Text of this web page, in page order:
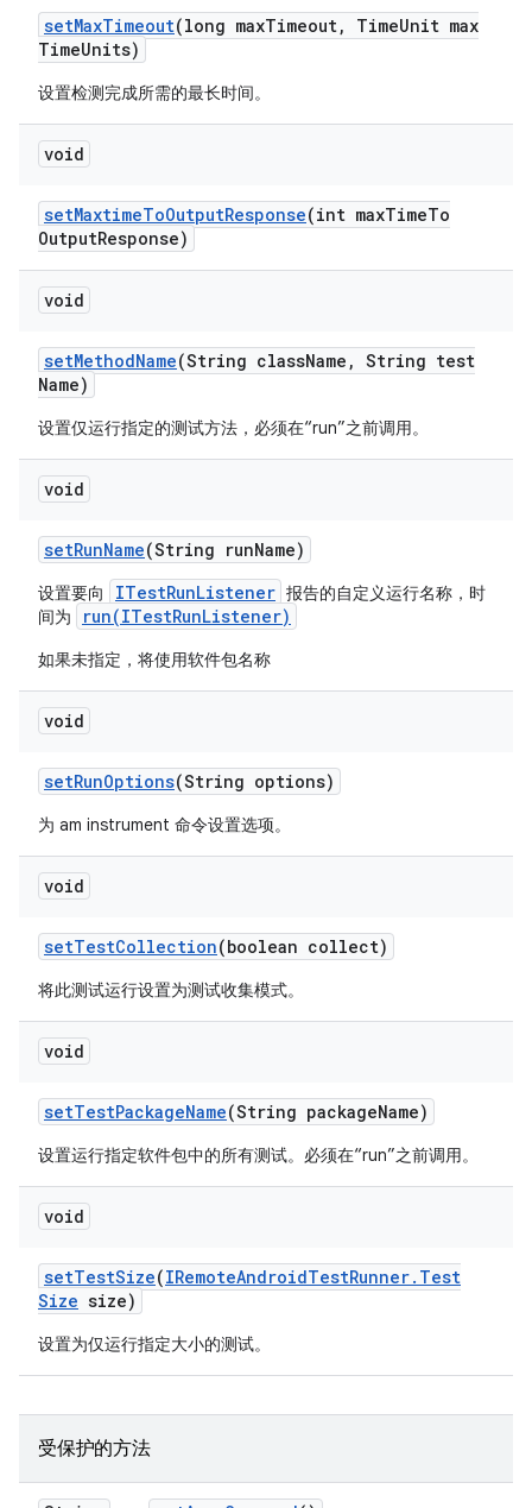
setMaxTimeout(long maxTimeout, TimeUnit max
TimeUnits)
设置检测完成所需的最长时间。
void
setMaxtimeToOutputResponse(int maxTimeTo
OutputResponse)
void
setMethodName(String className , String test
Name)
设置仅运行指定的测试方法，必须在“run”之前调用。
void
setRunName(String runName)
设置要向 ITestRunListener 报告的自定义运行名称，时
间为
run(ITestRunListener)
如果未指定，将使用软件包名称
void
setRunOptions(String options)
为 am instrument 命令设置选项。
void
setTestCollection(boolean collect)
将此测试运行设置为测试收集模式。
void
setTestPackageName(String packageName)
设置运行指定软件包中的所有测试。必须在“run”之前调用。
void
setTestSize(IRemoteAndroidTestRunner. Test
Size size)
设置为仅运行指定大小的测试。
受保护的方法